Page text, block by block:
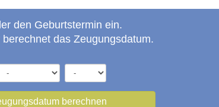
den Geburtstermin ein.
das Zeugungsdatum.
berechnen